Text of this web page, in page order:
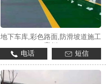
地下车库,彩色路面,防滑坡道施工
电话
短信